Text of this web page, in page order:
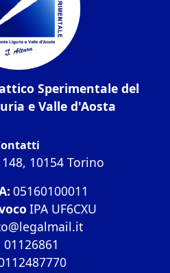
Sperimentale del
e Valle d'Aosta
10154 Torino
05160100011
IPA UF6CXU
01126861